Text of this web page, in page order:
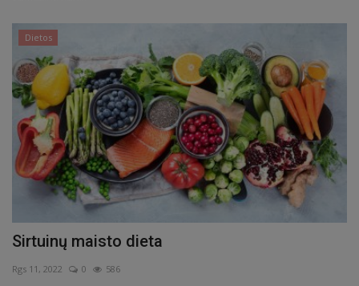
Dietos
Sirtuinų maisto dieta
Rgs 11, 2022 0 586